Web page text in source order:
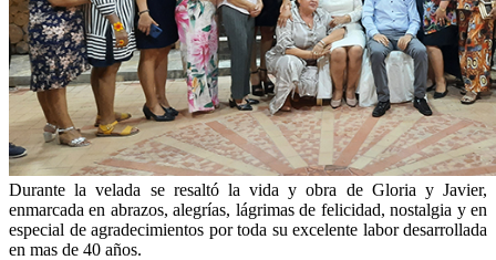
Durante la velada se resaltó la vida y obra de Gloria y Javier,
enmarcada en abrazos, alegrías, lágrimas de felicidad, nostalgia y en
especial de agradecimientos por toda su excelente labor desarrollada
en mas de 40 años.